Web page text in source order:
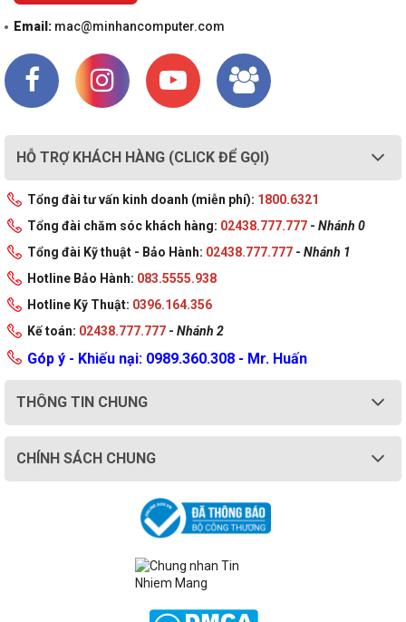
Email: mac@minhancomputer.com
HỖ TRỢ KHÁCH HÀNG (CLICK ĐỂ GỌI)
Tổng đài tư vấn kinh doanh (miễn phí): 1800.6321
Tổng đài chăm sóc khách hàng: 02438.777.777 - Nhánh 0
Tổng đài Kỹ thuật - Bảo Hành: 02438.777.777 - Nhánh 1
Hotline Bảo Hành: 083.5555.938
Hotline Kỹ Thuật: 0396.164.356
Kế toán: 02438.777.777 - Nhánh 2
Góp ý - Khiếu nại: 0989.360.308 - Mr. Huấn
THÔNG TIN CHUNG
CHÍNH SÁCH CHUNG